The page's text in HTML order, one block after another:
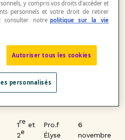
à
5eet
6e
Pro.f
Louis
6 octobre
2022
1re et
2e
Pro.f
Élyse
6
novembre
y compris vos droits d’accéder et
personnels et votre droit de retirer
consulter notre politique sur la vie
Autoriser tous les cookies
personnalisés